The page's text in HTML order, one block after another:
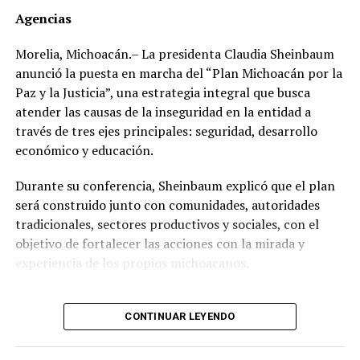
de Golf Campestre de San Luis Potosí un inmueble de
millones 671 mil 425 pesos, cuyo pago realizó en una
sola exhibición.
Sin embargo, al hacer una revisión de propiedades en la
zona, se encontró que, en lugar de los 2 millones 671
mil 425 pesos que pagó, el inmueble tiene un valor real
Un año después, el 21 de mayo de 2013, adquirió en el
Fraccionamiento Matamoros, también de San Luis
Potosí, un inmueble de 280 metros cuadrados, con un
valor declarado de 560 mil 700 pesos con pago de
Ese mismo año, pero el 23 de diciembre, compró en
Agencias
Morelia, Michoacán.– La presidenta Claudia Sheinbaum
anunció la puesta en marcha del “Plan Michoacán por la
Paz y la Justicia”, una estrategia integral que busca
atender las causas de la inseguridad en la entidad a
través de tres ejes principales: seguridad, desarrollo
económico y educación.
Durante su conferencia, Sheinbaum explicó que el plan
será construido junto con comunidades, autoridades
tradicionales, sectores productivos y sociales, con el
objetivo de fortalecer las acciones con la mirada y
experiencia de los propios michoacanos.
“Vamos a escuchar a las
comunidades, a las
CONTINUAR LEYENDO